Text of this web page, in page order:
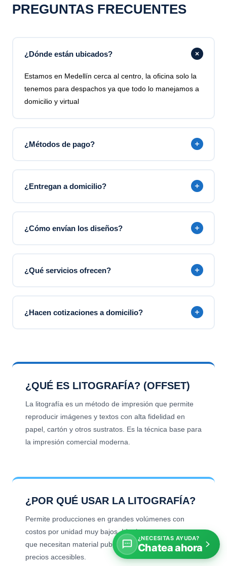
PREGUNTAS FRECUENTES
¿Dónde están ubicados?
Estamos en Medellín cerca al centro, la oficina solo la
tenemos para despachos ya que todo lo manejamos a
domicilio y virtual
¿Métodos de pago?
Nequi, Daviplata o Davibank, también pueden hacer
¿Entregan a domicilio?
ciudades a través de empresas de mensajería.
¿Cómo envían los diseños?
CDR, EPS. La resolución recomendada es mínimo 300
dpi en tamaño real.
¿Qué servicios ofrecen?
lonas, libretas, carpetas, diseño gráfico, páginas web y
mucho más.
¿Hacen cotizaciones a domicilio?
tiempo posible con precios competitivos.
¿QUÉ ES LITOGRAFÍA? (OFFSET)
La litografía es un método de impresión que permite
reproducir imágenes y textos con alta fidelidad en
papel, cartón y otros sustratos. Es la técnica base para
la impresión comercial moderna.
¿POR QUÉ USAR LA LITOGRAFÍA?
Permite producciones en grandes volúmenes con
costos por unidad muy bajos. Ideal para empresas
que necesitan material publicitario de alta calidad a
precios accesibles.
¿NECESITAS AYUDA?
Chatea ahora